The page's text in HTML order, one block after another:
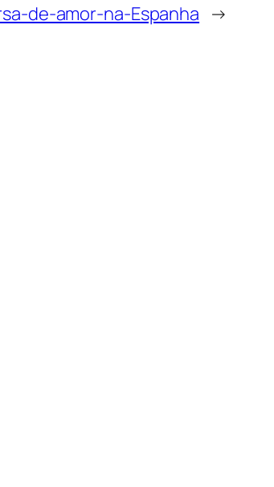
de-amor-na-Espanha →